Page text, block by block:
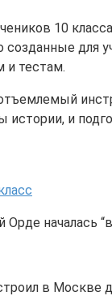
10
созданные
и тестам.
и
Орде
в